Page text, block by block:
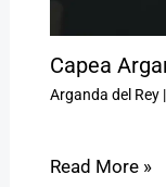
Capea
Arganda del Rey|
Read More »